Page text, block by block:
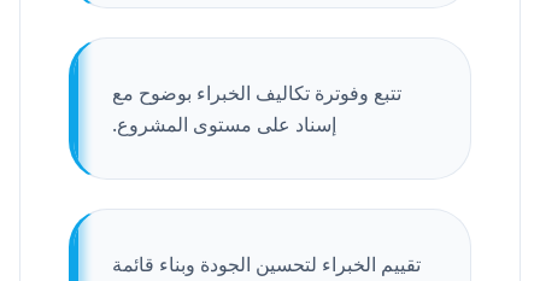
تتبع وفوترة تكاليف الخبراء بوضوح مع
إسناد على مستوى المشروع.
تقييم الخبراء لتحسين الجودة وبناء قائمة